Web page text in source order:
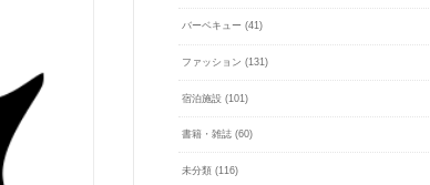
バーベキュー (41)
ファッション (131)
宿泊施設 (101)
書籍・雑誌 (60)
未分類 (116)